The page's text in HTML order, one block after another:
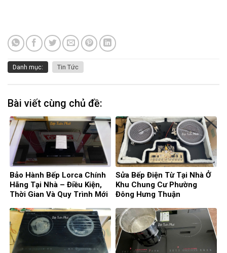
Danh mục: Tin Tức
Bài viết cùng chủ đề:
Bảo Hành Bếp Lorca Chính
Hãng Tại Nhà – Điều Kiện,
Thời Gian Và Quy Trình Mới
Sửa Bếp Điện Từ Tại Nhà Ở
Khu Chung Cư Phường
Đông Hưng Thuận